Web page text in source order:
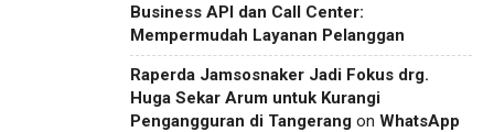
Business API dan Call Center:
Mempermudah Layanan Pelanggan
Raperda Jamsosnaker Jadi Fokus drg.
Huga Sekar Arum untuk Kurangi
Pengangguran di Tangerang on WhatsApp